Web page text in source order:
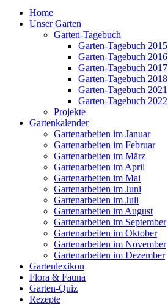
Home
Unser Garten
Garten-Tagebuch
Garten-Tagebuch 2015
Garten-Tagebuch 2016
Garten-Tagebuch 2017
Garten-Tagebuch 2018
Garten-Tagebuch 2021
Garten-Tagebuch 2022
Projekte
Gartenkalender
Gartenarbeiten im Januar
Gartenarbeiten im Februar
Gartenarbeiten im März
Gartenarbeiten im April
Gartenarbeiten im Mai
Gartenarbeiten im Juni
Gartenarbeiten im Juli
Gartenarbeiten im August
Gartenarbeiten im September
Gartenarbeiten im Oktober
Gartenarbeiten im November
Gartenarbeiten im Dezember
Gartenlexikon
Flora & Fauna
Garten-Quiz
Rezepte